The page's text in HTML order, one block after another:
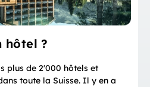
hôtel ?
plus de 2'000 hôtels et
toute la Suisse. Il y en a